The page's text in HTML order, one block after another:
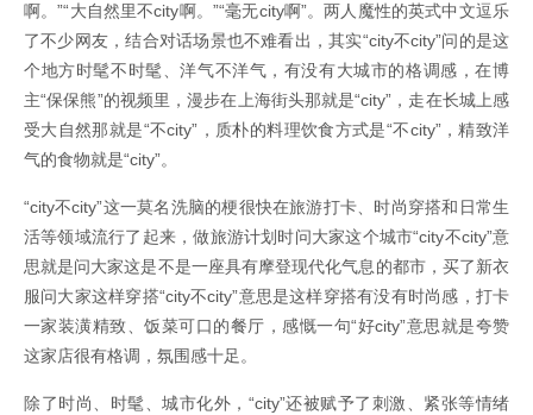
啊。”“大自然里不city啊。”“毫无city啊”。两人魔性的英式中文逗乐
了不少网友，结合对话场景也不难看出，其实“city不city”问的是这
个地方时髦不时髦、洋气不洋气，有没有大城市的格调感，在博
主“保保熊”的视频里，漫步在上海街头那就是“city”，走在长城上感
受大自然那就是“不city”，质朴的料理饮食方式是“不city”，精致洋
气的食物就是“city”。
“city不city”这一莫名洗脑的梗很快在旅游打卡、时尚穿搭和日常生
活等领域流行了起来，做旅游计划时问大家这个城市“city不city”意
思就是问大家这是不是一座具有摩登现代化气息的都市，买了新衣
服问大家这样穿搭“city不city”意思是这样穿搭有没有时尚感，打卡
一家装潢精致、饭菜可口的餐厅，感慨一句“好city”意思就是夸赞
这家店很有格调，氛围感十足。
除了时尚、时髦、城市化外，“city”还被赋予了刺激、紧张等情绪